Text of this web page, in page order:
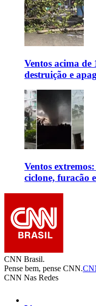
Ventos acima de
destruição e
Ventos
ciclone, furacão
CNN Brasil.
Pense bem, pense CNN.
CNN Nas Redes